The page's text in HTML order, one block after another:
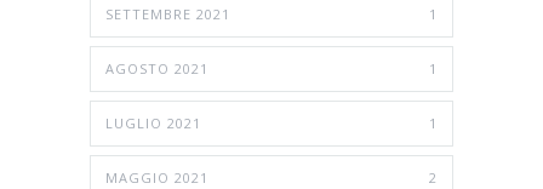
SETTEMBRE 2021 1
AGOSTO 2021 1
LUGLIO 2021 1
MAGGIO 2021 2